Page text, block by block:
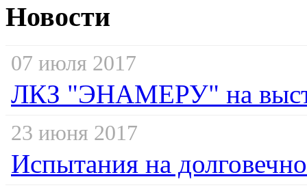
Новости
07 июля 2017
ЛКЗ "ЭНАМЕРУ" на
23 июня 2017
Испытания на